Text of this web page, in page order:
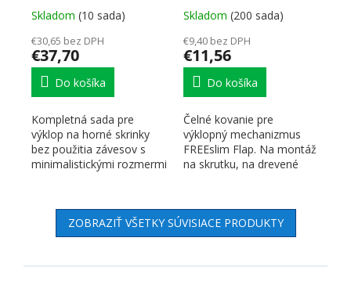
Skladom (10 sada)
€30,65 bez DPH
€37,70
Do košíka
Kompletná sada pre
výklop na horné skrinky
bez použitia závesov s
minimalistickými rozmermi
Skladom (200 sada)
€9,40 bez DPH
€11,56
Do košíka
Čelné kovanie pre
výklopný mechanizmus
FREEslim Flap. Na montáž
na skrutku, na drevené
ZOBRAZIŤ VŠETKY SÚVISIACE PRODUKTY